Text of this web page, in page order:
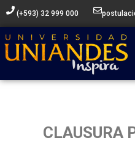
contenido
(+593) 32 999 000
CLAUSURA